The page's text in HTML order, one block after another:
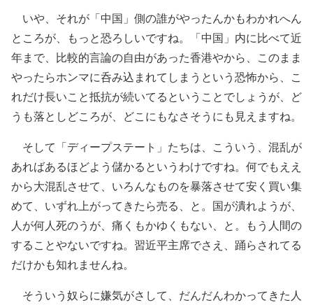
いや、それが「中国」側の誰がやったんかもわかれへん
ところが、もっと恐ろしいですね。「中国」内に比べて近
年まで、比較的言論の自由があった香港やから、このまま
やったらホンマに呑み込まれてしまうという恐怖から、こ
れだけ長いこと抵抗が続いてるということでしょうが、ど
うも落としどころが、どこにもなさそうにも見えますね。
そして「ディープステート」たちは、こういう、混乱が
あればあるほどよう儲かるというわけですね。何でもええ
から大混乱させて、いろんなものを暴落させて安く買い集
めて、いずれ上がってきたら売る、と。国が潰れようが、
人が何人死のうが、痛くもかゆくもない、と。もう人間の
することやないですね。習近平主席でさえ、踊らされてる
だけかも知れませんね。
そういう奴らに嫌気がさして、だんだんわかってきた人